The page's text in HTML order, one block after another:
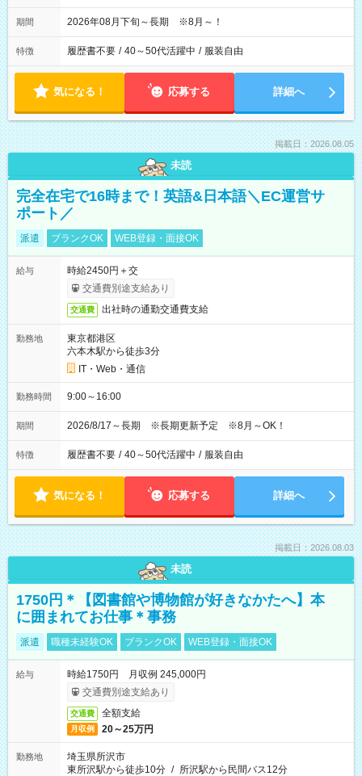
期間 2026年08月下旬～長期 ※8月～！
特徴 履歴書不要 / 40～50代活躍中 / 服装自由
気になる！ 応募する 詳細へ
掲載日：2026.08.05
未読
完全在宅で16時まで！英語&日本語＼EC運営サ
ポート／
派遣 ブランクOK WEB登録・面接OK
給与
時給2450円＋交
交通費別途支給あり
交通費 出社時の通勤交通費支給
勤務地
東京都港区
六本木駅から徒歩3分
IT・Web・通信
勤務時間 9:00～16:00
期間 2026/8/17～長期 ※長期更新予定 ※8月～OK！
特徴 履歴書不要 / 40～50代活躍中 / 服装自由
気になる！ 応募する 詳細へ
掲載日：2026.08.03
未読
1750円＊【図書館や博物館が好きなかたへ】本
に囲まれてお仕事＊事務
派遣 職種未経験OK ブランクOK WEB登録・面接OK
給与
時給1750円 月収例 245,000円
交通費別途支給あり
交通費 全額支給
月収例 20～25万円
勤務地
埼玉県所沢市
東所沢駅から徒歩10分 / 所沢駅から民間バス12分